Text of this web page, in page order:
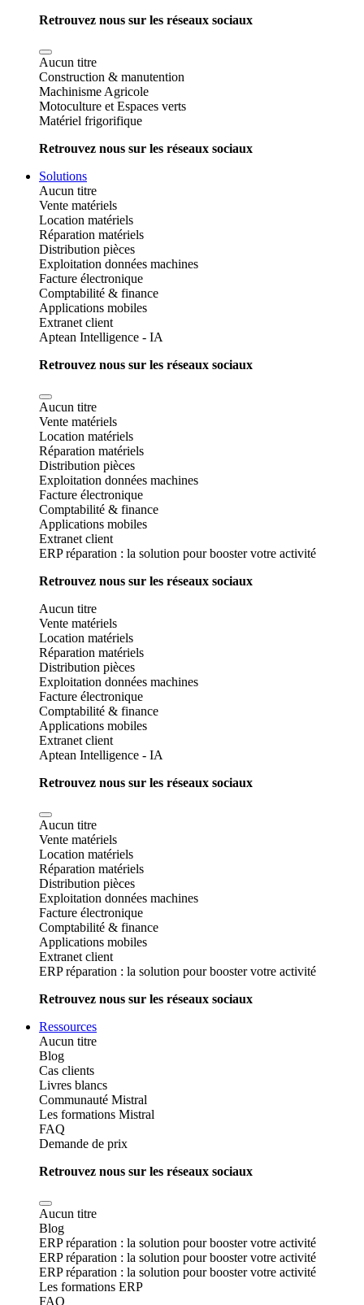
Retrouvez nous sur les réseaux sociaux
Aucun titre
Construction & manutention
Machinisme Agricole
Motoculture et Espaces verts
Matériel frigorifique
Retrouvez nous sur les réseaux sociaux
Solutions
Aucun titre
Vente matériels
Location matériels
Réparation matériels
Distribution pièces
Exploitation données machines
Facture électronique
Comptabilité & finance
Applications mobiles
Extranet client
Aptean Intelligence - IA
Retrouvez nous sur les réseaux sociaux
Aucun titre
Vente matériels
Location matériels
Réparation matériels
Distribution pièces
Exploitation données machines
Facture électronique
Comptabilité & finance
Applications mobiles
Extranet client
ERP réparation : la solution pour booster votre activité
Retrouvez nous sur les réseaux sociaux
Aucun titre
Vente matériels
Location matériels
Réparation matériels
Distribution pièces
Exploitation données machines
Facture électronique
Comptabilité & finance
Applications mobiles
Extranet client
Aptean Intelligence - IA
Retrouvez nous sur les réseaux sociaux
Aucun titre
Vente matériels
Location matériels
Réparation matériels
Distribution pièces
Exploitation données machines
Facture électronique
Comptabilité & finance
Applications mobiles
Extranet client
ERP réparation : la solution pour booster votre activité
Retrouvez nous sur les réseaux sociaux
Ressources
Aucun titre
Blog
Cas clients
Livres blancs
Communauté Mistral
Les formations Mistral
FAQ
Demande de prix
Retrouvez nous sur les réseaux sociaux
Aucun titre
Blog
ERP réparation : la solution pour booster votre activité
ERP réparation : la solution pour booster votre activité
ERP réparation : la solution pour booster votre activité
Les formations ERP
FAQ